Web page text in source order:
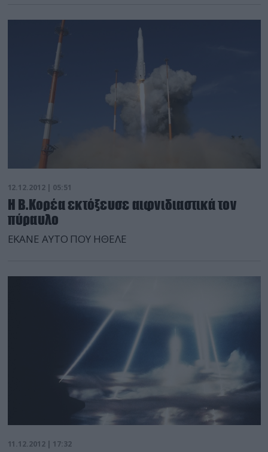
δοκιμή ήταν επιτυχής. Ο πύραυλος εκτοξεύθηκε από
το πεδίο δοκιμών στην ανατολική πολιτεία Ορίσα και
το μπροστινό του μέρος έχει φτάσει στην
προκαθορισμένη περιοχή. Ο […]
12.12.2012 | 05:51
Η Β.Κορέα εκτόξευσε αιφνιδιαστικά τον
πύραυλο
ΕΚΑΝΕ ΑΥΤΟ ΠΟΥ ΗΘΕΛΕ
11.12.2012 | 17:32